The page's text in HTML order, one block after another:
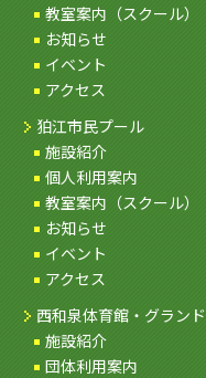
教室案内（スクール）
お知らせ
イベント
アクセス
狛江市民プール
施設紹介
個人利用案内
教室案内（スクール）
お知らせ
イベント
アクセス
西和泉体育館・グランド
施設紹介
団体利用案内